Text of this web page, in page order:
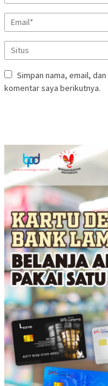
Simpan nama, email,
komentar saya berikutnya.